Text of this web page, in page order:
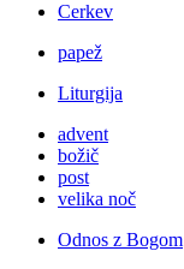
Cerkev
papež
Liturgija
advent
božič
post
velika noč
Odnos z Bogom